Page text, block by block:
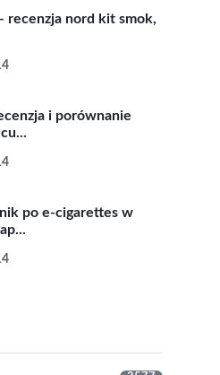
recenzja nord kit smok,
i porównanie
po e-cigarettes w